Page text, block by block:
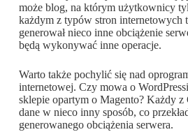
może blog, na którym użytkownicy
każdym z typów stron internetowych
generował nieco inne obciążenie
będą wykonywać inne operacje.
Warto także pochylić się nad
internetowej. Czy mowa o
sklepie opartym o Magento? Każdy
dane w nieco inny sposób, co
generowanego obciążenia serwera.